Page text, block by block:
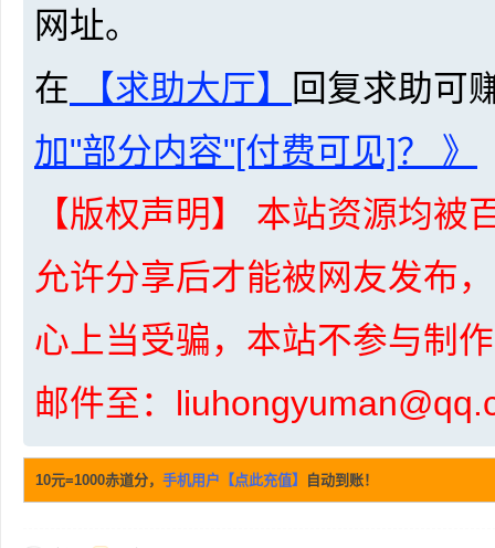
网址。
在 【求助大厅】
回复求助可
加"部分内容"[付费可见]？ 》
【版权声明】 本站资源均
允许分享后才能被网友发布
心上当受骗，本站不参与制
邮件至：
10元=1000赤道分， 手机用户【点此充值】 自动到账！